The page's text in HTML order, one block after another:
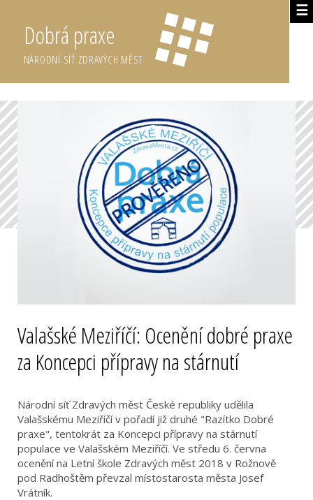
☰
Dobrá praxe
NÁRODNÍ SÍŤ ZDRAVÝCH MĚST
Valašské Meziříčí: Ocenění dobré praxe
za Koncepci přípravy na stárnutí
Národní síť Zdravých měst České republiky udělila
Valašskému Meziříčí v pořadí již druhé "Razítko Dobré
praxe", tentokrát za Koncepci přípravy na stárnutí
populace ve Valašském Meziříčí. Ve středu 6. června
ocenění na Letní škole Zdravých měst 2018 v Rožnově
pod Radhoštěm převzal místostarosta města Josef
Vrátník.